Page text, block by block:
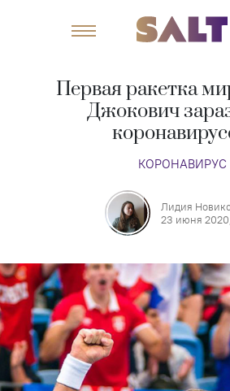
Первая ракетка
Джокович
КОРОНАВИРУС
Лидия
23 июня